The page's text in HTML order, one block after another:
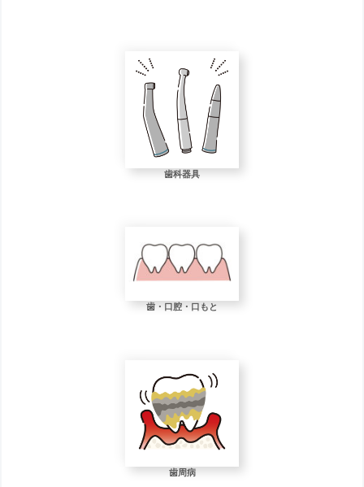
歯科器具
歯・口腔・口もと
歯周病